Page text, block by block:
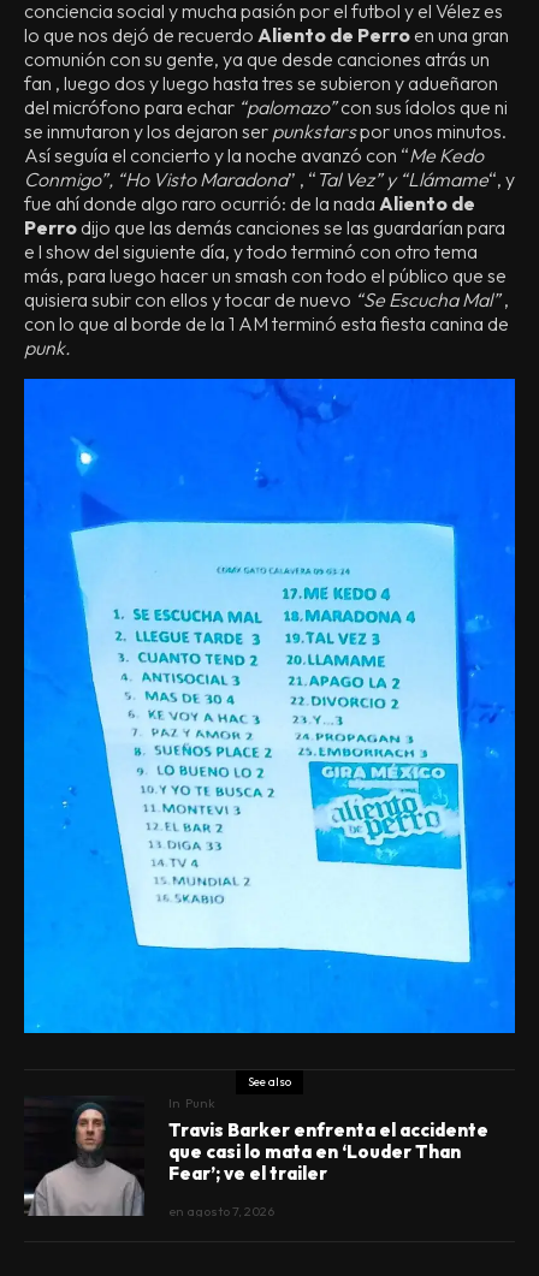
conciencia social y mucha pasión por el futbol y el Vélez es
lo que nos dejó de recuerdo Aliento de Perro en una gran
comunión con su gente, ya que desde canciones atrás un
fan , luego dos y luego hasta tres se subieron y adueñaron
del micrófono para echar “palomazo”con sus ídolos que ni
se inmutaron y los dejaron ser punkstarspor unos minutos.
Así seguía el concierto y la noche avanzó con “Me Kedo
Conmigo”, “Ho Visto Maradona” , “ Tal Vez” y “Llámame“, y
fue ahí donde algo raro ocurrió: de la nada Aliento de
Perro dijo que las demás canciones se las guardarían para
e l show del siguiente día, y todo terminó con otro tema
más, para luego hacer un smash con todo el público que se
quisiera subir con ellos y tocar de nuevo “Se Escucha Mal”,
con lo que al borde de la 1 AM terminó esta fiesta canina de
punk.
See also
In Punk
Travis Barker enfrenta el accidente
que casi lo mata en ‘Louder Than
Fear’; ve el trailer
en agosto 7, 2026